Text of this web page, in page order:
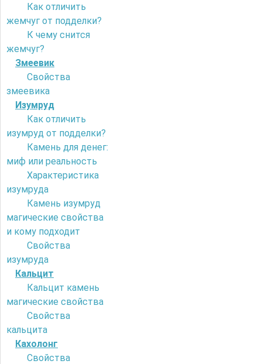
Как отличить
жемчуг от подделки?
К чему снится
жемчуг?
Змеевик
Свойства
змеевика
Изумруд
Как отличить
изумруд от подделки?
Камень для денег:
миф или реальность
Характеристика
изумруда
Камень изумруд
магические свойства
и кому подходит
Свойства
изумруда
Кальцит
Кальцит камень
магические свойства
Свойства
кальцита
Кахолонг
Свойства